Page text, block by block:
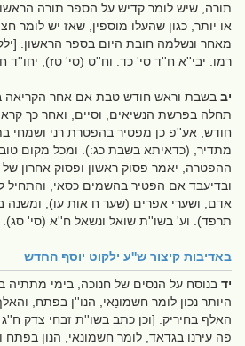
תורה, שיש לומר קדיש על הספר תורה
או יותר, כגון שהעלו מוספין, שאז יש לומר
מאחר ונשלמה חובת היום בספר הראשון.
רמו. יבי''א ח''ד סי' כד. וח''ט (סי' טז), יחו''ד
יב בשבת וראש חודש טבת אם אחר הקריאה
תחלה בפרשת הנשיאים, וסיים, ואחר כך
חודש, אע''פ כן מפטיר בהפטרת רני ושמחי
מתדיר, (כדאיתא בשבת כג:). ומכל מקום
ההפטרה, יאמר פסוק ראשון ופסוק אחרון
ובדיעבד אם הפטיר בהשמים כסאי, והתחיל
אדם, ושערי אפרים (שער ח אות עו), ומשנה
תרפד). וע' בשו''ת שואל ונשאל ח''א (סי' סג).
באדיבות קיצור ש''ע ילקוט יוסף החדש
יד בנוסח על הנסים של חנוכה, בימי מתתיה בן
היותר נכון לומר חשמונַאי, הנו''ן בפתח,
האלף בחיריק. [וכן כתב בשו''ת זבחי צדק
פה עירנו בגדאד, לומר חשמונאי, הנון בפתח